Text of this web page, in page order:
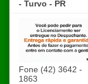
- Turvo - PR
Fone (42) 3642 -
1863